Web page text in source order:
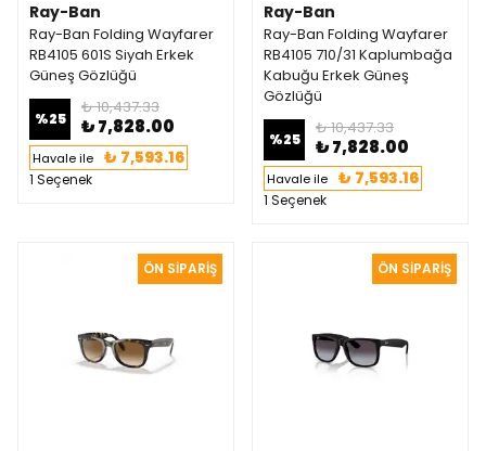
Ray-Ban
Ray-Ban Folding Wayfarer
RB4105 601S Siyah Erkek
Güneş Gözlüğü
%25
₺ 10,437.33
₺ 7,828.00
Havale ile ₺ 7,593.16
1 Seçenek
Ray-Ban
Ray-Ban Folding Wayfarer
RB4105 710/31 Kaplumbağa
Kabuğu Erkek Güneş
Gözlüğü
%25
₺ 10,437.33
₺ 7,828.00
Havale ile ₺ 7,593.16
1 Seçenek